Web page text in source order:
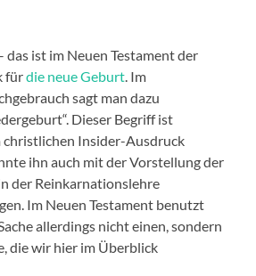
das ist im Neuen Testament der
fürdie neue Geburt. Im
sagt man dazu
Dieser Begriff ist
christlichen Insider-Ausdruck
ihn auch mit der Vorstellung der
der Reinkarnationslehre
Im Neuen Testament benutzt
allerdings nicht einen, sondern
die wir hier im Überblick